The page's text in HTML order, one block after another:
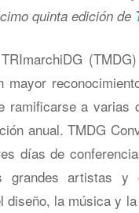
quinta edición de
mayor
ramificarse a
anual. TMDG
días de
grandes artistas y
diseño, la música y